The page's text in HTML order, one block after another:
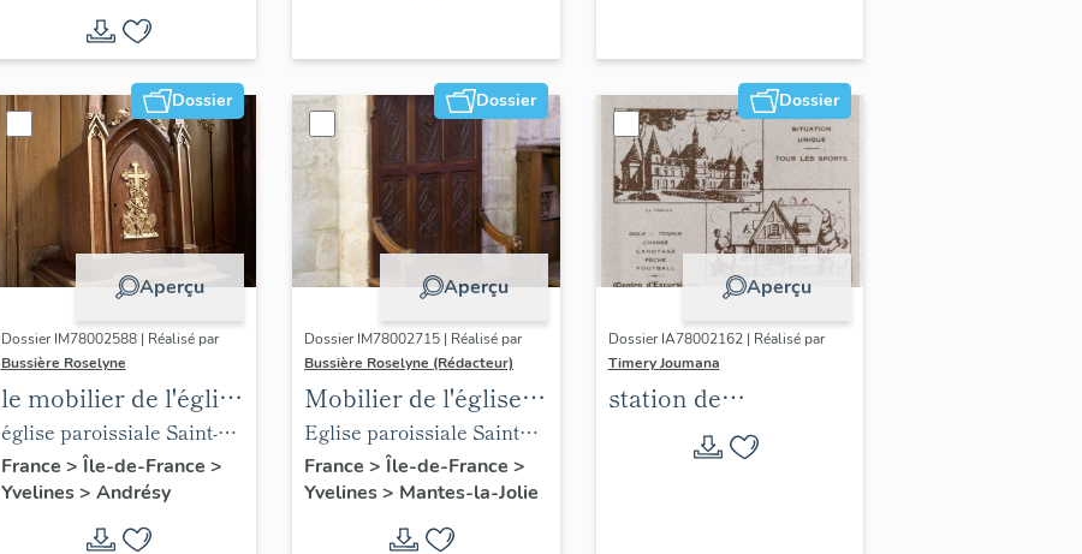
Dossier
Aperçu
Dossier IM78002588 | Réalisé par
Bussière Roselyne
le mobilier de l'église
Saint-Germain-de-
Paris (liste
supplémentaire)
église paroissiale Saint-
Germain
France > Île-de-France >
Yvelines> Andrésy
Dossier
Aperçu
Dossier IM78002715 | Réalisé par
Bussière Roselyne (Rédacteur)
Mobilier de l'église
Sainte-Anne de
Gassicourt
Eglise paroissiale Sainte-
Anne
France > Île-de-France >
Yvelines> Mantes-la-Jolie
Dossier
Aperçu
Dossier IA78002162 | Réalisé par
Timery Joumana
station de
villégiature
d'Elisabethville